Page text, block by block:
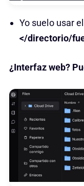
Yo suelo usar
</directorio/
¿Interfaz web?